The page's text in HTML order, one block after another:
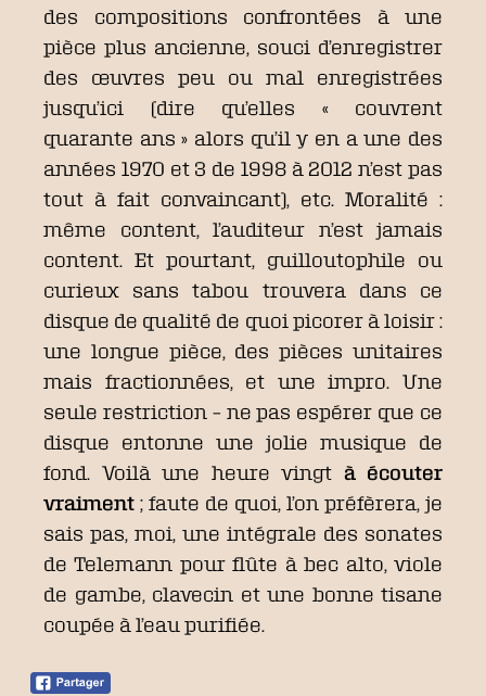
des compositions confrontées à une
pièce plus ancienne, souci d’enregistrer
des œuvres peu ou mal enregistrées
jusqu’ici (dire qu’elles « couvrent
quarante ans » alors qu’il y en a une des
années 1970 et 3 de 1998 à 2012 n’est pas
tout à fait convaincant), etc. Moralité :
même content, l’auditeur n’est jamais
content. Et pourtant, guilloutophile ou
curieux sans tabou trouvera dans ce
disque de qualité de quoi picorer à loisir :
une longue pièce, des pièces unitaires
mais fractionnées, et une impro. Une
seule restriction – ne pas espérer que ce
disque entonne une jolie musique de
fond. Voilà une heure vingt à écouter
vraiment ; faute de quoi, l’on préfèrera, je
sais pas, moi, une intégrale des sonates
de Telemann pour flûte à bec alto, viole
de gambe, clavecin et une bonne tisane
coupée à l’eau purifiée.